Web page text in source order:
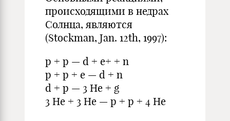
происходящими в недрах
Солнца, являются
(Stockman, Jan. 12th, 1997):
p + p — d + е+ + n
p + p + e — d + n
d + p — 3 He + g
3 He + 3 He — p + p + 4 He